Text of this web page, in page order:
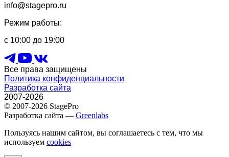
info@stagepro.ru
Режим работы:
с 10:00 до 19:00
Все права защищены
Политика конфиденциальности
Разработка сайта
2007-2026
© 2007-2026 StagePro
Разработка сайта — Greenlabs
Пользуясь нашим сайтом, вы соглашаетесь с тем, что мы
используем cookies